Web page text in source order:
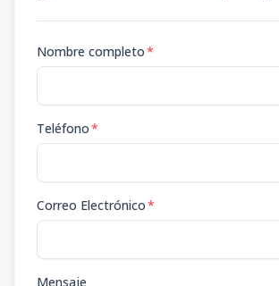
Nombre completo*
Teléfono*
Correo Electrónico*
Mensaje